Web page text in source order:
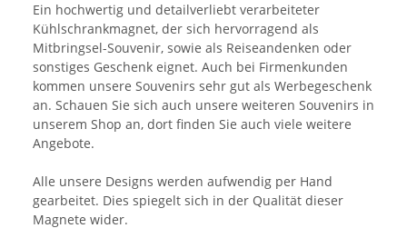
Ein hochwertig und detailverliebt verarbeiteter
Kühlschrankmagnet, der sich hervorragend als
Mitbringsel-Souvenir, sowie als Reiseandenken oder
sonstiges Geschenk eignet. Auch bei Firmenkunden
kommen unsere Souvenirs sehr gut als Werbegeschenk
an. Schauen Sie sich auch unsere weiteren Souvenirs in
unserem Shop an, dort finden Sie auch viele weitere
Angebote.
Alle unsere Designs werden aufwendig per Hand
gearbeitet. Dies spiegelt sich in der Qualität dieser
Magnete wider.